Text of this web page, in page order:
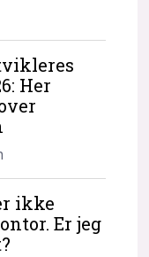
Her
ikke
Er jeg